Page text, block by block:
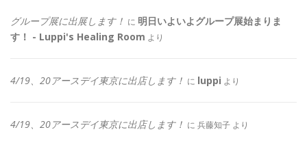
グループ展に出展します！ に 明日いよいよグループ展始まりま
す！ - Luppi's Healing Room より
4/19、20アースデイ東京に出店します！ に luppi より
4/19、20アースデイ東京に出店します！ に 兵藤知子 より